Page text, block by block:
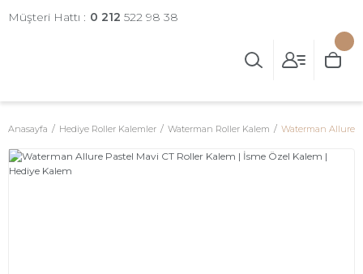
Müşteri Hattı : 0 212 522 98 38
Anasayfa Hediye Roller Kalemler Waterman Roller Kalem Waterman Allure